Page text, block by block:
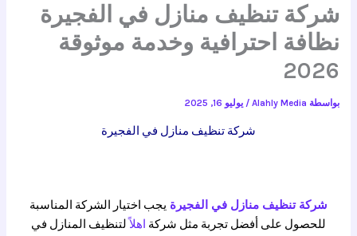
شركة تنظيف منازل في الفجيرة
نظافة احترافية وخدمة موثوقة
2026
بواسطة Alahly Media
/يوليو 16, 2025
شركة تنظيف منازل في الفجيرة
شركة تنظيف منازل في الفجيرة يجب اختيار الشركة المناسبة
للحصول على أفضل تجربة مثل شركة اهلاً لتنظيف المنازل في